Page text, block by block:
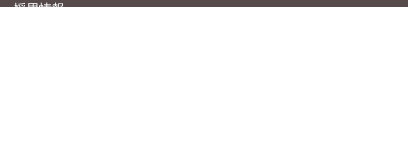
英語版コミック
履歴
トップメッセージ
採用情報